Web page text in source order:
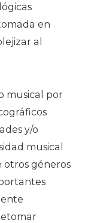
en
al
musical por
y/o
musical
otros géneros